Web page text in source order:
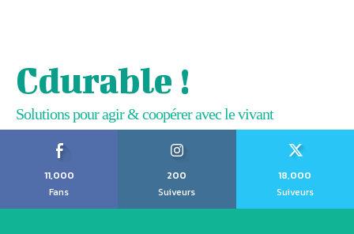
Cdurable !
Solutions pour agir & coopérer avec le vivant
11,000
Fans
200
Suiveurs
18,000
Suiveurs